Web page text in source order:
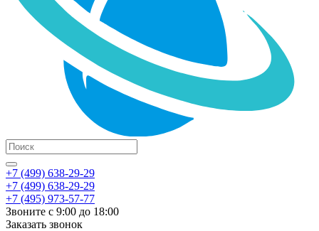
+7 (499) 638-29-29
+7 (499) 638-29-29
+7 (495) 973-57-77
Звоните с 9:00 до 18:00
Заказать звонок